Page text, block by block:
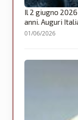
Il 2 giugno
anni. Auguri
01/06/2026